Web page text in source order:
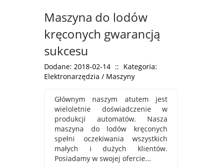
Maszyna do lodów
kręconych gwarancją
sukcesu
Dodane: 2018-02-14 :: Kategoria:
Elektronarzędzia / Maszyny
Głównym naszym atutem jest
wieloletnie doświadczenie w
produkcji automatów. Nasza
maszyna do lodów kręconych
spełni oczekiwania wszystkich
małych i dużych klientów.
Posiadamy w swojej ofercie...